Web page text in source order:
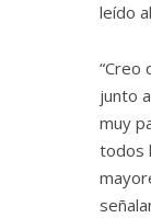
leído
“Creo
junto
muy
todos